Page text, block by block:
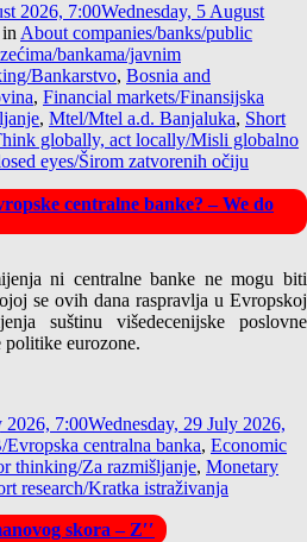
2026, 7:00Wednesday, 5 August
inAbout companies/banks/public
bankama/javnim
Bankarstvo, Bosnia and
, Financial markets/Finansijska
, Mtel/Mtel a.d. Banjaluka, Short
globally, act locally/Misli globalno
eyes/Širom zatvorenih očiju
centralne banke? – We do
ni centralne banke ne mogu biti
se ovih dana raspravlja u Evropskoj
suštinu višedecenijske poslovne
politike eurozone.
2026, 7:00Wednesday, 29 July 2026,
Evropska centralna banka, Economic
thinking/Za razmišljanje, Monetary
research/Kratka istraživanja
skora – Z′′